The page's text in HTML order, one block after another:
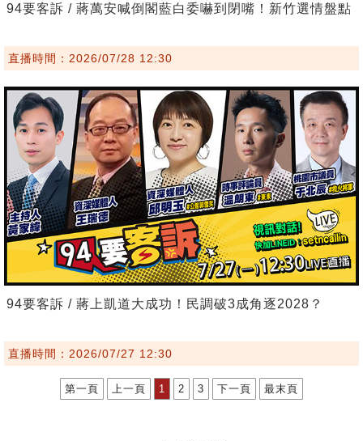
94要客訴 / 蔣萬安喊倒閣藍白委嚇到閉嘴！新竹選情盤點
直播時間：2026/07/28 12:30
94要客訴 / 蔣上凱道大成功！民調破3成角逐2028？
直播時間：2026/07/27 12:30
第一頁 上一頁 1 2 3 下一頁 最末頁